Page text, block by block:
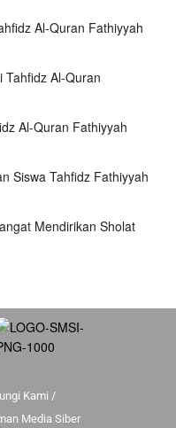
Al-Quran Fathiyyah
Al-Quran
Al-Quran Fathiyyah
Siswa Tahfidz Fathiyyah
Mendirikan Sholat
Kami /
Media Siber